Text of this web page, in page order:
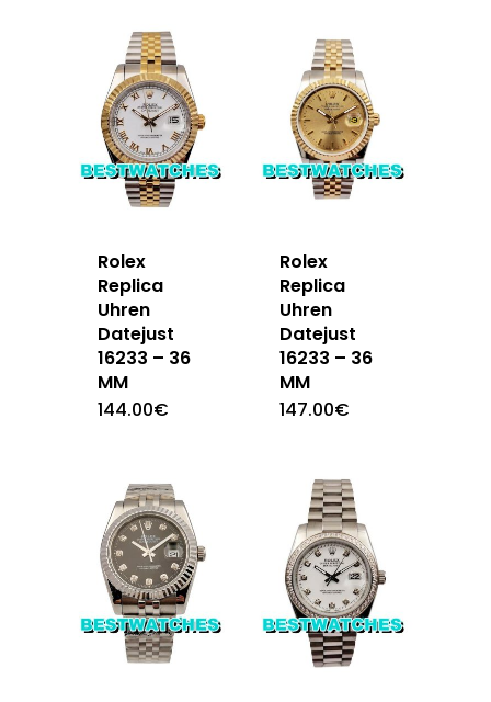
Rolex
Replica
Uhren
Datejust
16233 – 36
MM
144.00€
Rolex
Replica
Uhren
Datejust
16233 – 36
MM
147.00€